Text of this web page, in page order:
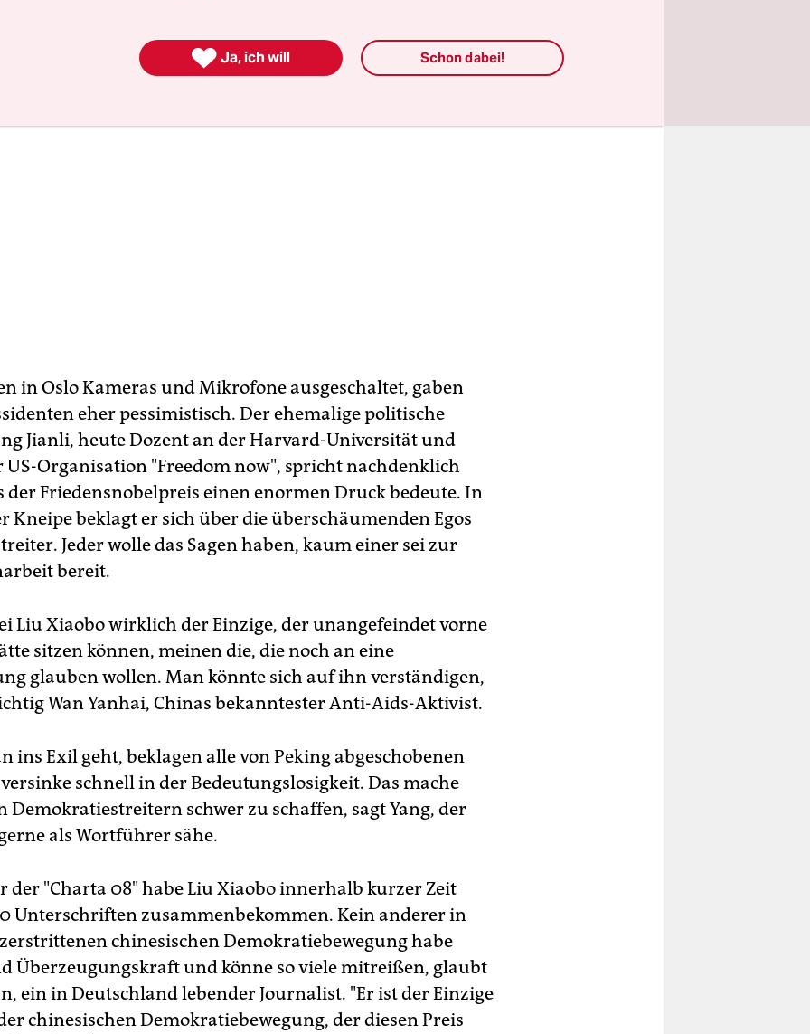
in Oslo Kameras und Mikrofone ausgeschaltet, gaben
eher pessimistisch. Der ehemalige politische
Jianli, heute Dozent an der Harvard-Universität und
US-Organisation "Freedom now", spricht nachdenklich
der Friedensnobelpreis einen enormen Druck bedeute. In
Kneipe beklagt er sich über die überschäumenden Egos
Jeder wolle das Sagen haben, kaum einer sei zur
bereit.
Liu Xiaobo wirklich der Einzige, der unangefeindet vorne
sitzen können, meinen die, die noch an eine
glauben wollen. Man könnte sich auf ihn verständigen,
Wan Yanhai, Chinas bekanntester Anti-Aids-Aktivist.
ins Exil geht, beklagen alle von Peking abgeschobenen
schnell in der Bedeutungslosigkeit. Das mache
Demokratiestreitern schwer zu schaffen, sagt Yang, der
als Wortführer sähe.
der "Charta 08" habe Liu Xiaobo innerhalb kurzer Zeit
Unterschriften zusammenbekommen. Kein anderer in
chinesischen Demokratiebewegung habe
Überzeugungskraft und könne so viele mitreißen, glaubt
ein in Deutschland lebender Journalist. "Er ist der Einzige
chinesischen Demokratiebewegung, der diesen Preis
 Ja, ich will Schon dabei!